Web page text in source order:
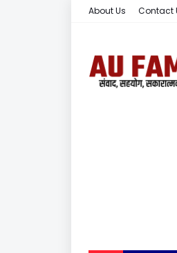
About Us Contact